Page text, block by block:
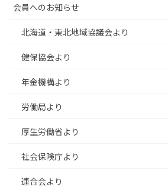
会員へのお知らせ
北海道・東北地域協議会より
健保協会より
年金機構より
労働局より
厚生労働省より
社会保険庁より
連合会より